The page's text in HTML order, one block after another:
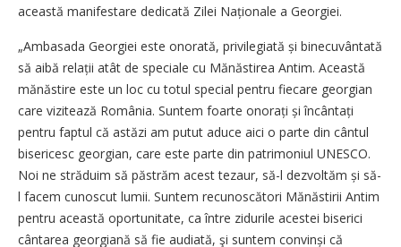
această manifestare dedicată Zilei Naționale a Georgiei.
„Ambasada Georgiei este onorată, privilegiată și binecuvântată
să aibă relații atât de speciale cu Mănăstirea Antim. Această
mănăstire este un loc cu totul special pentru fiecare georgian
care vizitează România. Suntem foarte onorați și încântați
pentru faptul că astăzi am putut aduce aici o parte din cântul
bisericesc georgian, care este parte din patrimoniul UNESCO.
Noi ne străduim să păstrăm acest tezaur, să-l dezvoltăm și să-
l facem cunoscut lumii. Suntem recunoscători Mănăstirii Antim
pentru această oportunitate, ca între zidurile acestei biserici
cântarea georgiană să fie audiată, şi suntem convinși că